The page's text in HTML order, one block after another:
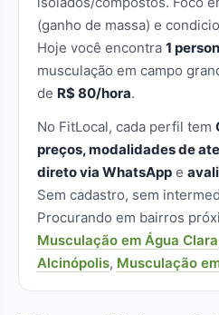
(ganho de massa) e
Hoje você encontra 1
musculação em campo
de R$ 80/hora.
No FitLocal, cada perfil tem
preços, modalidades de
direto via WhatsApp e
Sem cadastro, sem
Procurando em bairros
Musculação em Água Clara
Alcinópolis, Musculação